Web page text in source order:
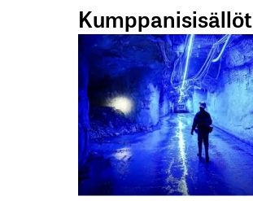
Kumppanisisällöt